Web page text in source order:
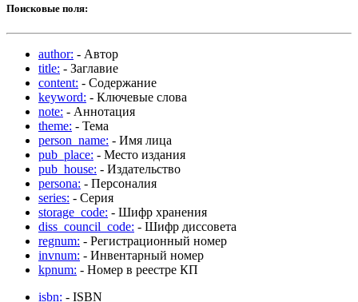
Поисковые поля:
author: - Автор
title: - Заглавие
content: - Содержание
keyword: - Ключевые слова
note: - Аннотация
theme: - Тема
person_name: - Имя лица
pub_place: - Место издания
pub_house: - Издательство
persona: - Персоналия
series: - Серия
storage_code: - Шифр хранения
diss_council_code: - Шифр диссовета
regnum: - Регистрационный номер
invnum: - Инвентарный номер
kpnum: - Номер в реестре КП
isbn: - ISBN